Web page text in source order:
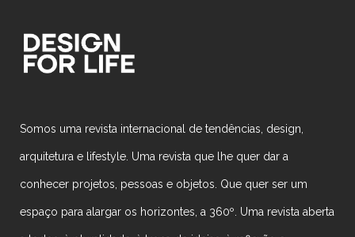
Somos uma revista internacional de tendências, design,
arquitetura e lifestyle. Uma revista que lhe quer dar a
conhecer projetos, pessoas e objetos. Que quer ser um
espaço para alargar os horizontes, a 360º. Uma revista aberta